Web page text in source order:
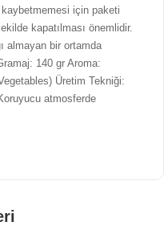
kaybetmemesi için paketi
kapatılması önemlidir.
almayan bir ortamda
140 gr Aroma:
Üretim Tekniği:
atmosferde